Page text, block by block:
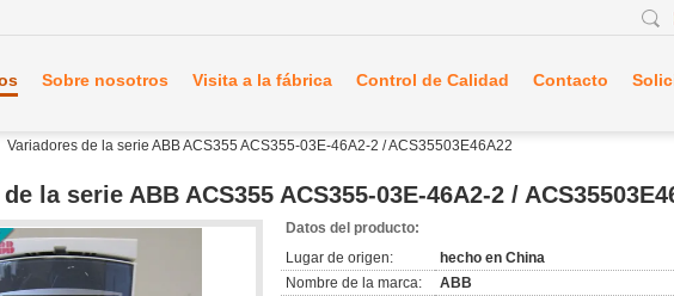
Sobre nosotros Visita a la fábrica Control de Calidad Contacto
Variadores de la serie ABB ACS355 ACS355-03E-46A2-2 / ACS35503E46A22
la serie ABB ACS355 ACS355-03E-46A2-2 /
Datos del producto:
Lugar de origen:
hecho en China
Nombre de la marca:
ABB